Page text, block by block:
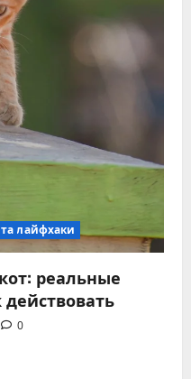
лайфхаки
реальные
0